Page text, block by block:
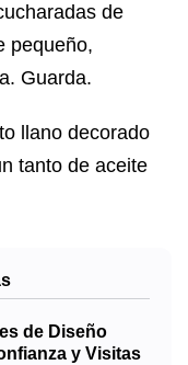
de
pequeño,
Guarda.
llano decorado
tanto de aceite
de Diseño
y Visitas